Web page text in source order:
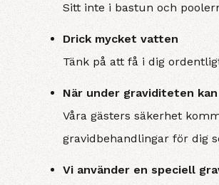
Sitt inte i bastun och
Drick mycket vatten
Tänk på att få i dig
När under graviditeten
Våra gästers säkerhet
gravidbehandlingar för dig
Vi använder en speciell